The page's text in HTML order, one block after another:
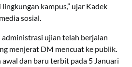
kampus,” ujar Kadek
sosial.
administrasi ujian telah berjalan
menjerat DM mencuat ke publik.
dan baru terbit pada 5 Januari